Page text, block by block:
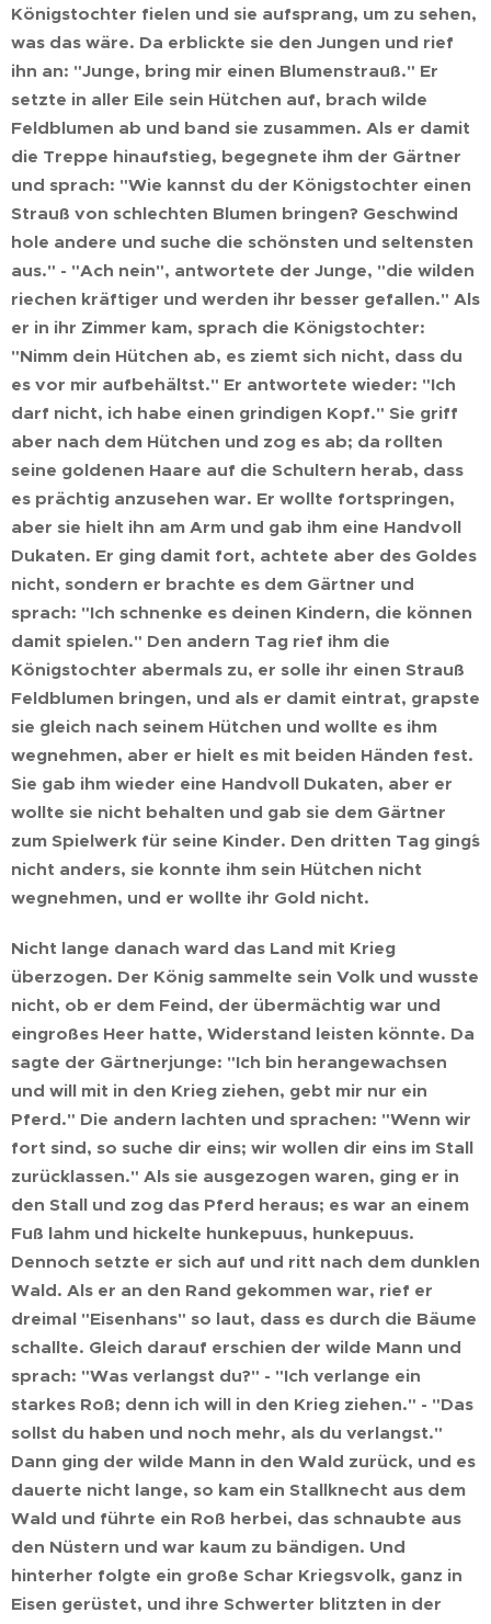
Königstochter fielen und sie aufsprang, um zu sehen,
was das wäre. Da erblickte sie den Jungen und rief
ihn an: "Junge, bring mir einen Blumenstrauß." Er
setzte in aller Eile sein Hütchen auf, brach wilde
Feldblumen ab und band sie zusammen. Als er damit
die Treppe hinaufstieg, begegnete ihm der Gärtner
und sprach: "Wie kannst du der Königstochter einen
Strauß von schlechten Blumen bringen? Geschwind
hole andere und suche die schönsten und seltensten
aus." - "Ach nein", antwortete der Junge, "die wilden
riechen kräftiger und werden ihr besser gefallen." Als
er in ihr Zimmer kam, sprach die Königstochter:
"Nimm dein Hütchen ab, es ziemt sich nicht, dass du
es vor mir aufbehältst." Er antwortete wieder: "Ich
darf nicht, ich habe einen grindigen Kopf." Sie griff
aber nach dem Hütchen und zog es ab; da rollten
seine goldenen Haare auf die Schultern herab, dass
es prächtig anzusehen war. Er wollte fortspringen,
aber sie hielt ihn am Arm und gab ihm eine Handvoll
Dukaten. Er ging damit fort, achtete aber des Goldes
nicht, sondern er brachte es dem Gärtner und
sprach: "Ich schnenke es deinen Kindern, die können
damit spielen." Den andern Tag rief ihm die
Königstochter abermals zu, er solle ihr einen Strauß
Feldblumen bringen, und als er damit eintrat, grapste
sie gleich nach seinem Hütchen und wollte es ihm
wegnehmen, aber er hielt es mit beiden Händen fest.
Sie gab ihm wieder eine Handvoll Dukaten, aber er
wollte sie nicht behalten und gab sie dem Gärtner
zum Spielwerk für seine Kinder. Den dritten Tag ging´s
nicht anders, sie konnte ihm sein Hütchen nicht
wegnehmen, und er wollte ihr Gold nicht.
Nicht lange danach ward das Land mit Krieg
überzogen. Der König sammelte sein Volk und wusste
nicht, ob er dem Feind, der übermächtig war und
eingroßes Heer hatte, Widerstand leisten könnte. Da
sagte der Gärtnerjunge: "Ich bin herangewachsen
und will mit in den Krieg ziehen, gebt mir nur ein
Pferd." Die andern lachten und sprachen: "Wenn wir
fort sind, so suche dir eins; wir wollen dir eins im Stall
zurücklassen." Als sie ausgezogen waren, ging er in
den Stall und zog das Pferd heraus; es war an einem
Fuß lahm und hickelte hunkepuus, hunkepuus.
Dennoch setzte er sich auf und ritt nach dem dunklen
Wald. Als er an den Rand gekommen war, rief er
dreimal "Eisenhans" so laut, dass es durch die Bäume
schallte. Gleich darauf erschien der wilde Mann und
sprach: "Was verlangst du?" - "Ich verlange ein
starkes Roß; denn ich will in den Krieg ziehen." - "Das
sollst du haben und noch mehr, als du verlangst."
Dann ging der wilde Mann in den Wald zurück, und es
dauerte nicht lange, so kam ein Stallknecht aus dem
Wald und führte ein Roß herbei, das schnaubte aus
den Nüstern und war kaum zu bändigen. Und
hinterher folgte ein große Schar Kriegsvolk, ganz in
Eisen gerüstet, und ihre Schwerter blitzten in der